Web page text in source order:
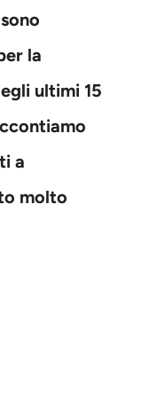
la
ultimi 15
a
molto